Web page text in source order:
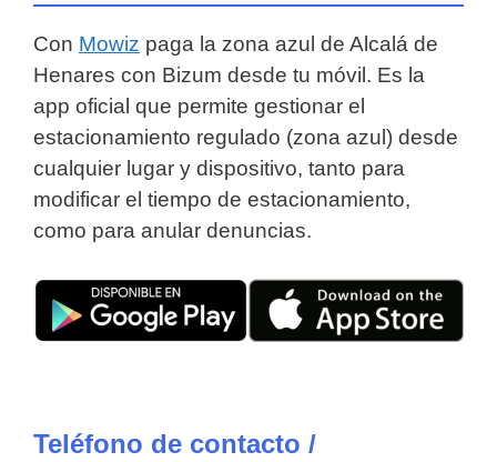
Con Mowiz paga la zona azul de Alcalá de
Henares con Bizum desde tu móvil. Es la
app oficial que permite gestionar el
estacionamiento regulado (zona azul) desde
cualquier lugar y dispositivo, tanto para
modificar el tiempo de estacionamiento,
como para anular denuncias.
Teléfono de contacto /